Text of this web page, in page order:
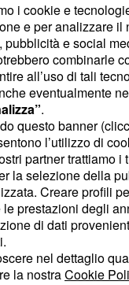
il perimetro
Sinistra, Italia
vantaggio,
ridotto tra le
lo
i cookie e
e per analizzare il
pubblicità e social
combinarle
all’uso di tali
eventualmente
.
questo banner
l’utilizzo di
partner trattiamo
la selezione della
Creare profili
le prestazioni degli
di dati
nel dettaglio
la nostraCookie